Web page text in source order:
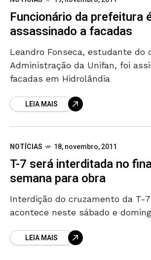
Funcionário da prefeitura
assassinado a facadas
Leandro Fonseca, estudante do
Administração da Unifan, foi
facadas em Hidrolândia
LEIA MAIS
NOTÍCIAS 18, novembro, 2011
T-7 será interditada no
semana para obra
Interdição do cruzamento da T-
acontece neste sábado e
LEIA MAIS